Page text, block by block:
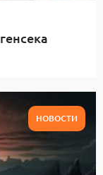
НОВОСТИ